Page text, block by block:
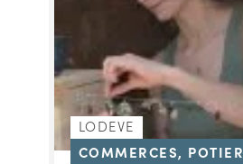
LODEVE
COMMERCES, POTIER